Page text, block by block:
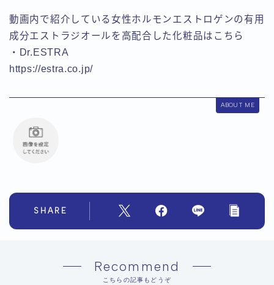
動画内で紹介している女性ホルモンエストロゲンの有用
成分エストラジオールを高配合した化粧品はこちら
・Dr.ESTRA
https://estra.co.jp/
ABOUT ME
SHARE
Recommend
こちらの記事もどうぞ